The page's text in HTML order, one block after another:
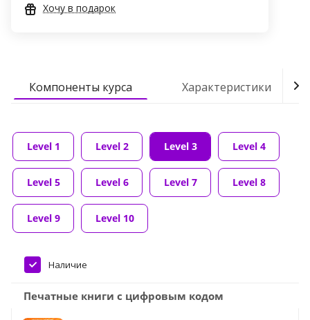
Хочу в подарок
Компоненты курса Характеристики
Level 1 Level 2 Level 3 Level 4
Level 5 Level 6 Level 7 Level 8
Level 9 Level 10
Наличие
Печатные книги с цифровым кодом